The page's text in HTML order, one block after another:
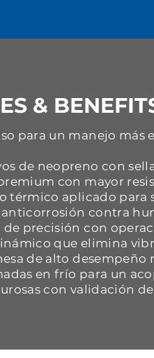
&
para un manejo
de neopreno con
con mayor
térmico aplicado para
anticorrosión contra
de precisión con
que elimina
de alto
en frío para un
con validación